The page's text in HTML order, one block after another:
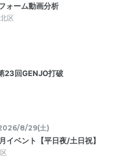
ォーム動画分析
区
23回GENJO打破
8/29(土)
イベント【平日夜/土日祝】